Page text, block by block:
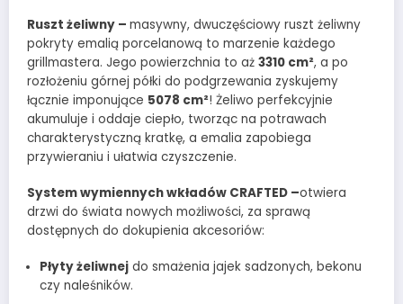
Ruszt żeliwny – masywny, dwuczęściowy ruszt żeliwny
pokryty emalią porcelanową to marzenie każdego
grillmastera. Jego powierzchnia to aż 3310 cm², a po
rozłożeniu górnej półki do podgrzewania zyskujemy
łącznie imponujące 5078 cm²! Żeliwo perfekcyjnie
akumuluje i oddaje ciepło, tworząc na potrawach
charakterystyczną kratkę, a emalia zapobiega
przywieraniu i ułatwia czyszczenie.
System wymiennych wkładów CRAFTED –otwiera
drzwi do świata nowych możliwości, za sprawą
dostępnych do dokupienia akcesoriów:
Płyty żeliwnejdo smażenia jajek sadzonych, bekonu
czy naleśników.